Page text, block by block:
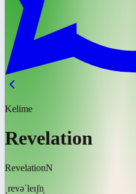
Kelime
Revelation
RevelationN
ˌrevəˈleɪʃn̩